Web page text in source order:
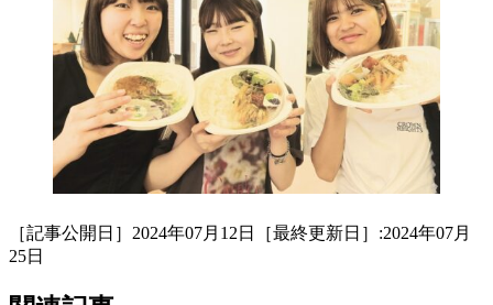
［記事公開日］2024年07月12日［最終更新日］:2024年07月
25日